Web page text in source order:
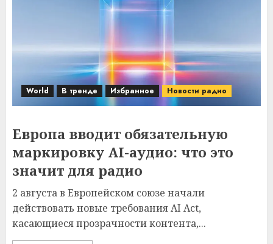
World В тренде Избранное Новости радио
Европа вводит обязательную
маркировку AI-аудио: что это
значит для радио
2 августа в Европейском союзе начали
действовать новые требования AI Act,
касающиеся прозрачности контента,...